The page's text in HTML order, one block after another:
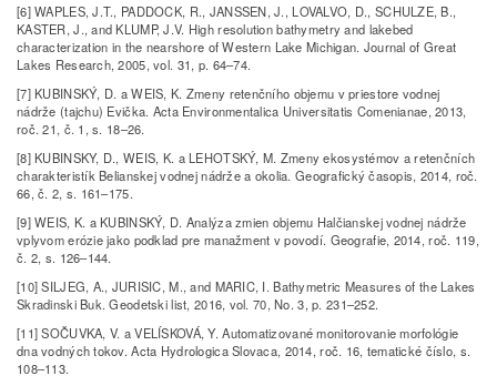
[6] WAPLES, J.T., PADDOCK, R., JANSSEN, J., LOVALVO, D., SCHULZE, B.,
KASTER, J., and KLUMP, J.V. High resolution bathymetry and lakebed
characterization in the nearshore of Western Lake Michigan. Journal of Great
Lakes Research, 2005, vol. 31, p. 64–74.
[7] KUBINSKÝ, D. a WEIS, K. Zmeny retenčního objemu v priestore vodnej
nádrže (tajchu) Evička. Acta Environmentalica Universitatis Comenianae, 2013,
roč. 21, č. 1, s. 18–26.
[8] KUBINSKY, D., WEIS, K. a LEHOTSKÝ, M. Zmeny ekosystémov a retenčních
charakteristík Belianskej vodnej nádrže a okolia. Geografický časopis, 2014, roč.
66, č. 2, s. 161–175.
[9] WEIS, K. a KUBINSKÝ, D. Analýza zmien objemu Halčianskej vodnej nádrže
vplyvom erózie jako podklad pre manažment v povodí. Geografie, 2014, roč. 119,
č. 2, s. 126–144.
[10] SILJEG, A., JURISIC, M., and MARIC, I. Bathymetric Measures of the Lakes
Skradinski Buk. Geodetski list, 2016, vol. 70, No. 3, p. 231–252.
[11] SOČUVKA, V. a VELÍSKOVÁ, Y. Automatizované monitorovanie morfológie
dna vodných tokov. Acta Hydrologica Slovaca, 2014, roč. 16, tematické číslo, s.
108–113.